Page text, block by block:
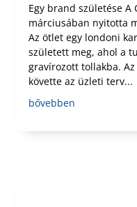
Egy brand születése A
márciusában nyitotta
Az ötlet egy londoni
született meg, ahol a
gravírozott tollakba.
követte az üzleti terv...
bővebben